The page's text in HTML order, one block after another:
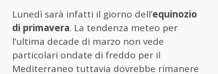
Lunedì sarà infatti il giorno dell’equinozio
di primavera. La tendenza meteo per
l’ultima decade di marzo non vede
particolari ondate di freddo per il
Mediterraneo tuttavia dovrebbe rimanere